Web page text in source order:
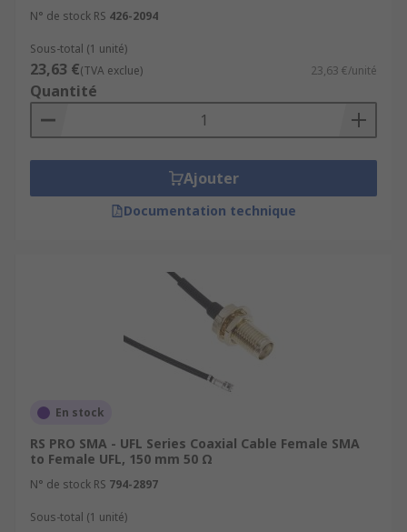
N° de stock RS 426-2094
Sous-total (1 unité)
23,63 €(TVA exclue) 23,63 €/unité
Quantité
Ajouter
Documentation technique
En stock
RS PRO SMA - UFL Series Coaxial Cable Female SMA
to Female UFL, 150 mm 50 Ω
N° de stock RS 794-2897
Sous-total (1 unité)